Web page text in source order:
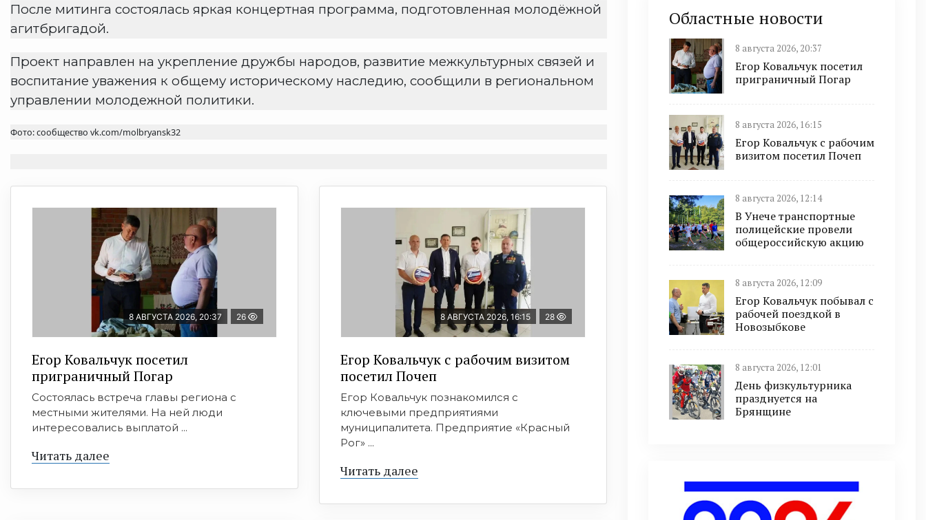
После митинга состоялась яркая концертная программа, подготовленная молодёжной
агитбригадой.
Проект направлен на укрепление дружбы народов, развитие межкультурных связей и
воспитание уважения к общему историческому наследию, сообщили в региональном
управлении молодежной политики.
Фото: сообщество vk.com/molbryansk32
8 АВГУСТА 2026, 20:37 26
Егор Ковальчук посетил
приграничный Погар
Состоялась встреча главы региона с
местными жителями. На ней люди
интересовались выплатой ...
Читать далее
8 АВГУСТА 2026, 16:15 28
Егор Ковальчук с рабочим визитом
посетил Почеп
Егор Ковальчук познакомился с
ключевыми предприятиями
муниципалитета. Предприятие «Красный
Рог» ...
Читать далее
Областные новости
8 августа 2026, 20:37
Егор Ковальчук посетил
приграничный Погар
8 августа 2026, 16:15
Егор Ковальчук с рабочим
визитом посетил Почеп
8 августа 2026, 12:14
В Унече транспортные
полицейские провели
общероссийскую акцию
8 августа 2026, 12:09
Егор Ковальчук побывал с
рабочей поездкой в
Новозыбкове
8 августа 2026, 12:01
День физкультурника
празднуется на
Брянщине